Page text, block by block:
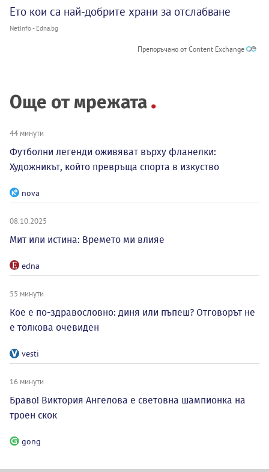
Ето кои са най-добрите храни за отслабване
NetInfo - Edna.bg
Препоръчано от Content Exchange
Още от мрежата
44 минути
Футболни легенди оживяват върху фланелки:
Художникът, който превръща спорта в изкуство
nova
08.10.2025
Мит или истина: Времето ми влияе
edna
55 минути
Кое е по-здравословно: диня или пъпеш? Отговорът не
е толкова очевиден
vesti
16 минути
Браво! Виктория Ангелова е световна шампионка на
троен скок
gong